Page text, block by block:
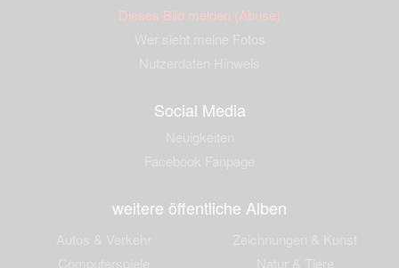
Dieses Bild melden (Abuse)
Social Media
weitere öffentliche Alben